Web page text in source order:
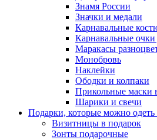
Знамя России
Значки и медали
Карнавальные
Карнавальные очки
Маракасы
Монобровь
Наклейки
Ободки и колпаки
Прикольные маски
Шарики и свечи
Подарки, которые можно одеть
Визитницы в подарок
Зонты подарочные